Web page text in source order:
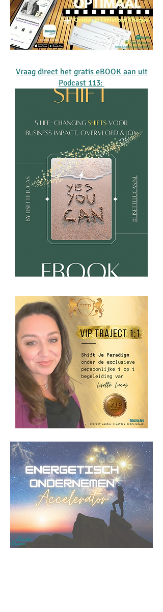
Vraag direct het gratis eBOOK aan uit
Podcast 113: